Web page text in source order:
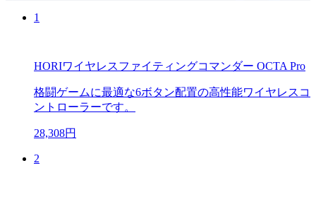
1
HORIワイヤレスファイティングコマンダー OCTA Pro
格闘ゲームに最適な6ボタン配置の高性能ワイヤレスコ
ントローラーです。
28,308円
2